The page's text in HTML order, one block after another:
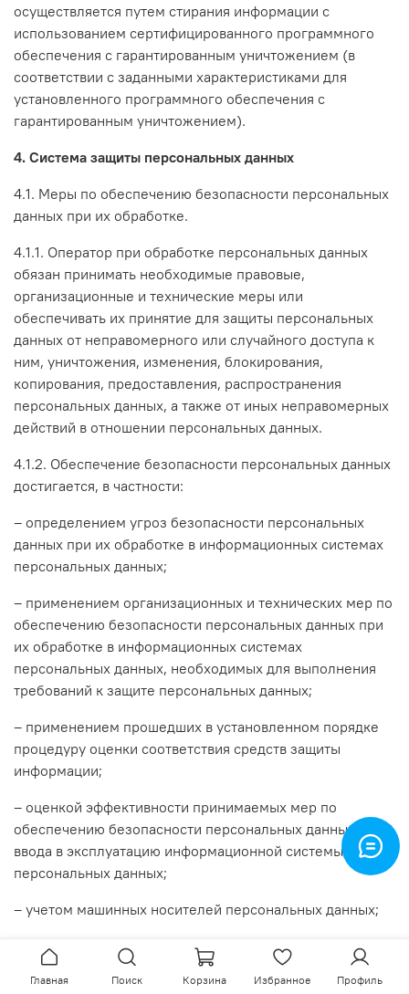
осуществляется путем стирания информации с
использованием сертифицированного программного
обеспечения с гарантированным уничтожением (в
соответствии с заданными характеристиками для
установленного программного обеспечения с
гарантированным уничтожением).
4. Система защиты персональных данных
4.1. Меры по обеспечению безопасности персональных
данных при их обработке.
4.1.1. Оператор при обработке персональных данных
обязан принимать необходимые правовые,
организационные и технические меры или
обеспечивать их принятие для защиты персональных
данных от неправомерного или случайного доступа к
ним, уничтожения, изменения, блокирования,
копирования, предоставления, распространения
персональных данных, а также от иных неправомерных
действий в отношении персональных данных.
4.1.2. Обеспечение безопасности персональных данных
достигается, в частности:
– определением угроз безопасности персональных
данных при их обработке в информационных системах
персональных данных;
– применением организационных и технических мер по
обеспечению безопасности персональных данных при
их обработке в информационных системах
персональных данных, необходимых для выполнения
требований к защите персональных данных;
– применением прошедших в установленном порядке
процедуру оценки соответствия средств защиты
информации;
– оценкой эффективности принимаемых мер по
обеспечению безопасности персональных данных до
ввода в эксплуатацию информационной системы
персональных данных;
– учетом машинных носителей персональных данных;
– обнаружением фактов несанкционированного доступа
к персональным данным и принятием мер;
Главная Поиск Корзина Избранное Профиль